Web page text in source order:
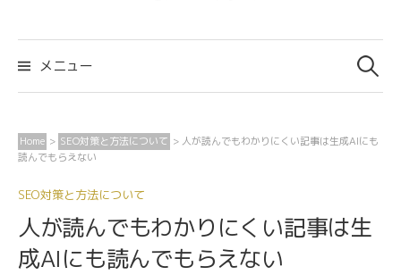
メニュー
検
索:
Home > SEO対策と方法について > 人が読んでもわかりにくい記事は生成AIにも
読んでもらえない
SEO対策と方法について
人が読んでもわかりにくい記事は生
成AIにも読んでもらえない